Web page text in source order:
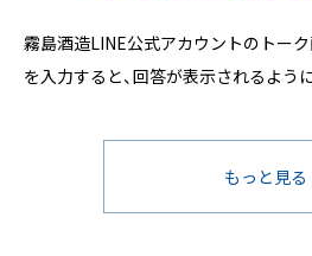
霧島酒造LINE公式アカウントのトー
を入力すると、回答が表示されるよう
もっと見る